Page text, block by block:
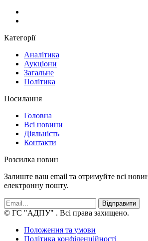
Категорії
Аналітика
Аукціони
Загальне
Політика
Посилання
Головна
Всі новини
Діяльність
Контакти
Розсилка новин
Залиште ваш email та отримуйте всі
електронну пошту.
Відправити
© ГС "АДПУ" . Всі права захищено.
Положення та умови
Політика конфіденційності